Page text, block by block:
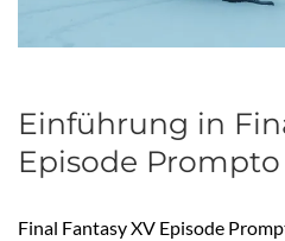
Einführung in
Episode Prompto
Final Fantasy XV Episode